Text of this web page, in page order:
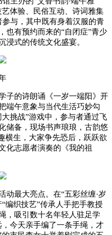
体验、民俗互动、诗词雅集
与，其中既有身着汉服的青
也有预约而来的“自闭症”青少
浸式的传统文化盛宴。
子的诗朗诵《一岁一端阳》开
端午意象与当代生活巧妙勾
挑战”游戏中，参与者通过飞
储备，现场书声琅琅，古韵悠
横生，大家争先恐后，跃跃欲
化志愿者演奏的《我的祖
动最大亮点。在“五彩丝缠·岁
编织技艺”传承人手把手教授
，吸引数十名年轻人驻足学
今天亲手编了一条手绳，才